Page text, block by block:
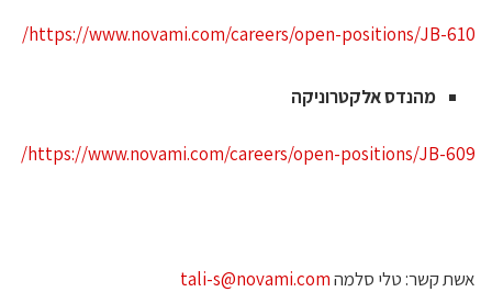
https://www.novami.com/careers/open-positions/JB-
מהנדס אלקטרוניקה
https://www.novami.com/careers/open-positions/JB-
קשר: טלי סלמהtali-s@novami.com